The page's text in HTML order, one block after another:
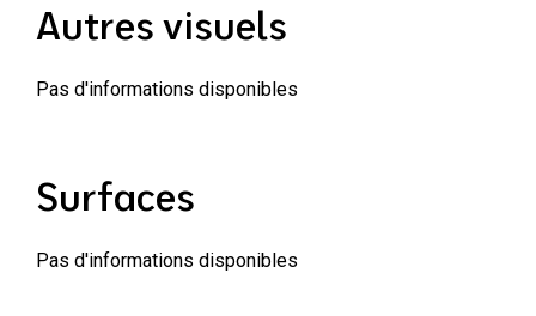
Autres visuels
Pas d'informations disponibles
Surfaces
Pas d'informations disponibles